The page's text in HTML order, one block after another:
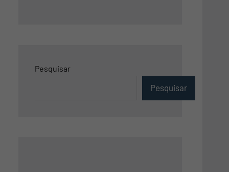
Pesquisar
Pesquisar